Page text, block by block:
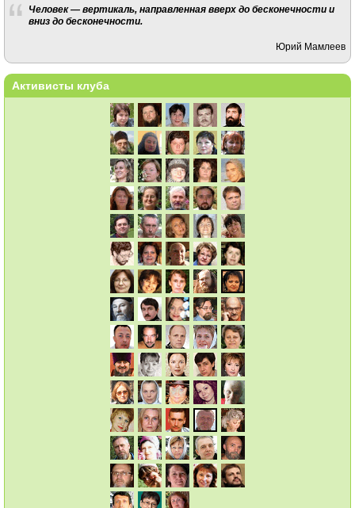
Человек — вертикаль, направленная вверх до бесконечности и
вниз до бесконечности.
Юрий Мамлеев
Активисты клуба